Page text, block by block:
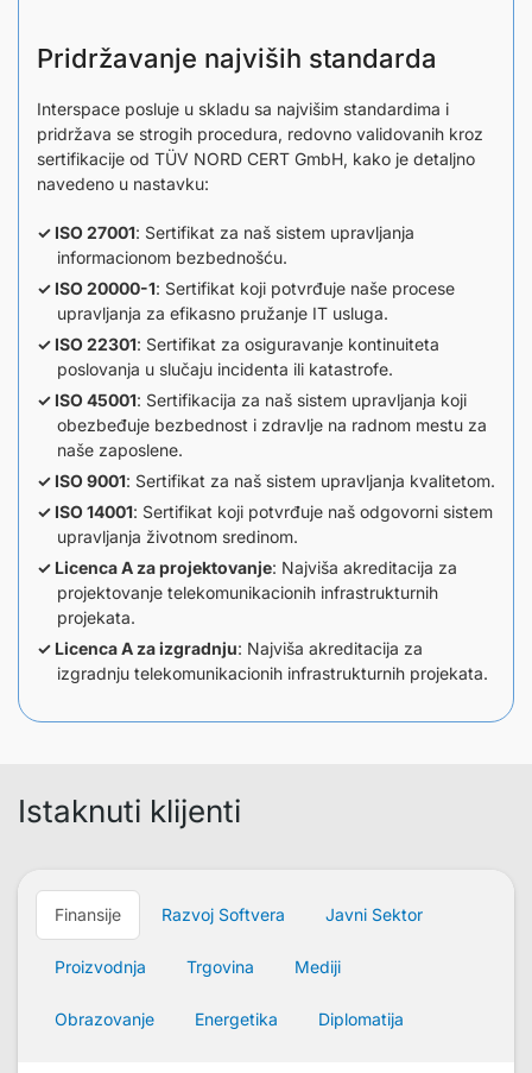
Pridržavanje najviših standarda
Interspace posluje u skladu sa najvišim standardima i
pridržava se strogih procedura, redovno validovanih kroz
sertifikacije od TÜV NORD CERT GmbH, kako je detaljno
navedeno u nastavku:
ISO 27001: Sertifikat za naš sistem upravljanja
informacionom bezbednošću.
ISO 20000-1: Sertifikat koji potvrđuje naše procese
upravljanja za efikasno pružanje IT usluga.
ISO 22301: Sertifikat za osiguravanje kontinuiteta
poslovanja u slučaju incidenta ili katastrofe.
ISO 45001: Sertifikacija za naš sistem upravljanja koji
obezbeđuje bezbednost i zdravlje na radnom mestu za
naše zaposlene.
ISO 9001: Sertifikat za naš sistem upravljanja kvalitetom.
ISO 14001: Sertifikat koji potvrđuje naš odgovorni sistem
upravljanja životnom sredinom.
Licenca A za projektovanje: Najviša akreditacija za
projektovanje telekomunikacionih infrastrukturnih
projekata.
Licenca A za izgradnju: Najviša akreditacija za
izgradnju telekomunikacionih infrastrukturnih projekata.
Istaknuti klijenti
Finansije Razvoj Softvera Javni Sektor
Proizvodnja Trgovina Mediji
Obrazovanje Energetika Diplomatija